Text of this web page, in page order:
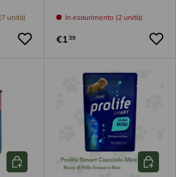
unità) In esaurimento (2 unità)
€139
Aggiungi al carrello